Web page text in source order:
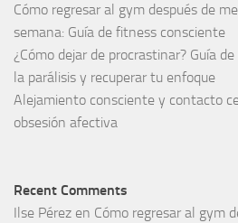
Cómo regresar al gym después de
semana: Guía de fitness consciente
¿Cómo dejar de procrastinar? Guía
la parálisis y recuperar tu enfoque
Alejamiento consciente y contacto
obsesión afectiva
Recent Comments
Ilse Pérez en Cómo regresar al gym